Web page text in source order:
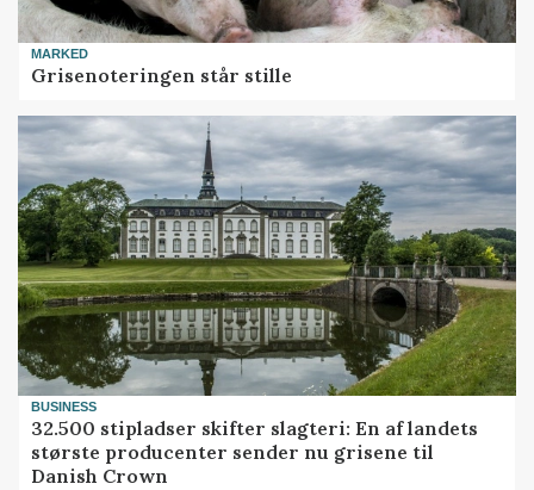
MARKED
Grisenoteringen står stille
BUSINESS
32.500 stipladser skifter slagteri: En af landets
største producenter sender nu grisene til
Danish Crown